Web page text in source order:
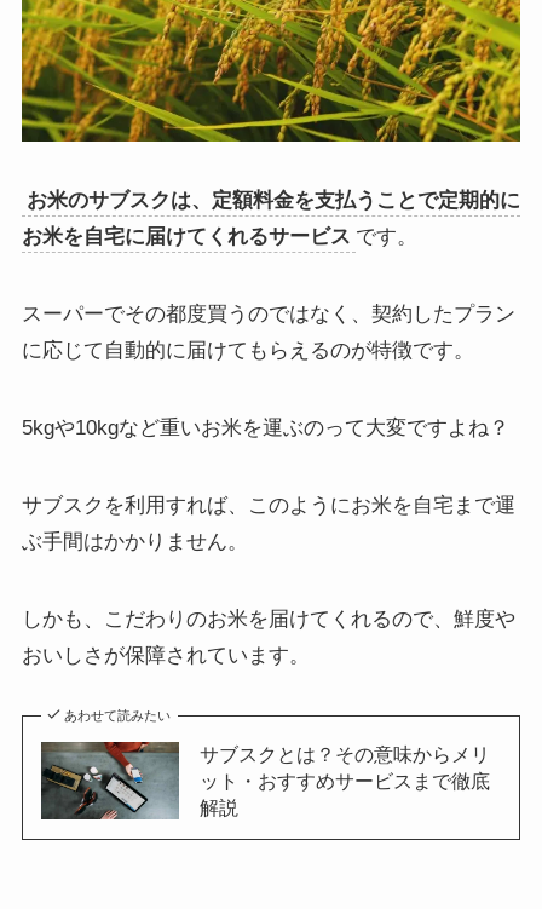
お米のサブスクは、定額料金を支払うことで定期的に
お米を自宅に届けてくれるサービス です。
スーパーでその都度買うのではなく、契約したプラン
に応じて自動的に届けてもらえるのが特徴です。
5kgや10kgなど重いお米を運ぶのって大変ですよね？
サブスクを利用すれば、このようにお米を自宅まで運
ぶ手間はかかりません。
しかも、こだわりのお米を届けてくれるので、鮮度や
おいしさが保障されています。
あわせて読みたい
サブスクとは？その意味からメリ
ット・おすすめサービスまで徹底
解説